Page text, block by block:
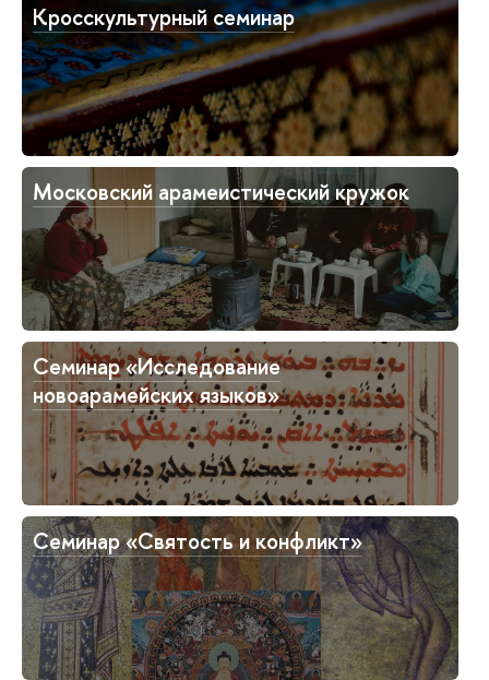
Кросскультурный семинар
Московский арамеистический кружок
Семинар «Исследование
новоарамейских языков»
Семинар «Святость и конфликт»